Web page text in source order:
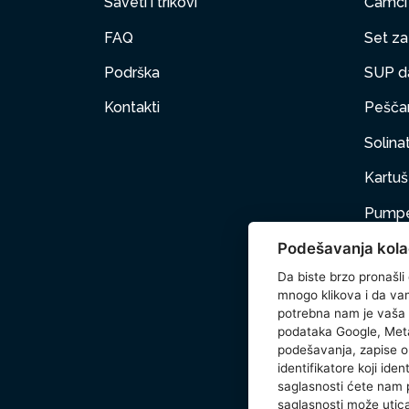
FAQ
Podrška
Kontakti
Set
SUP
Kućni
Podešavanja
Da biste brzo
mnogo klikova i da
potrebna nam je vaša
podataka Google,
podešavanja, zapise
identifikatore koji
saglasnosti ćete nam
saglasnosti može